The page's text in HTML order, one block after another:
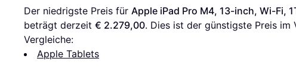
Der niedrigste Preis für Apple iPad Pro M4, 13-inch, Wi-Fi,
beträgt derzeit € 2.279,00. Dies ist der günstigste Preis im
Vergleiche:
Apple Tablets